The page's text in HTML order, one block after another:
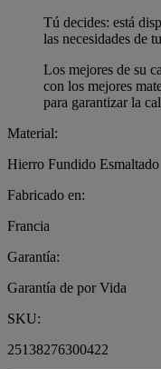
Tú decides: está
las necesidades de
Los mejores de su
con los mejores
para garantizar la
Material:
Hierro Fundido Esmaltado
Fabricado en:
Francia
Garantía:
Garantía de por Vida
SKU:
25138276300422